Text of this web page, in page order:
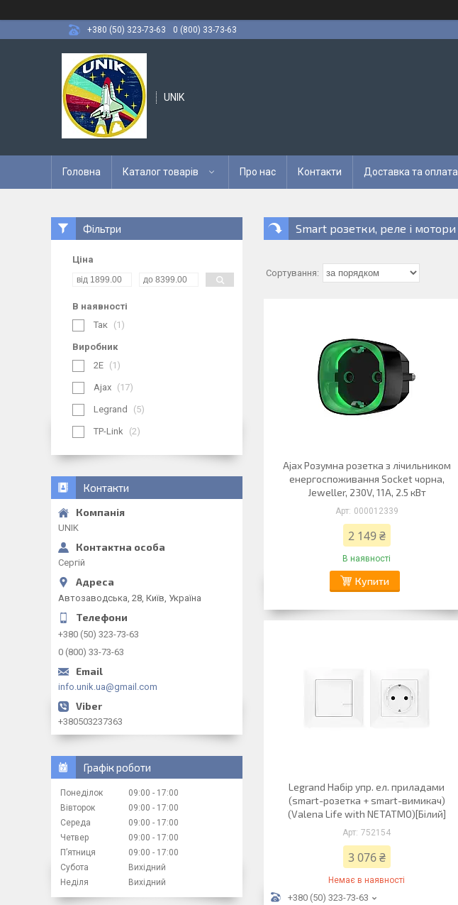
+380 (50) 323-73-63
0 (800) 33-73-63
UNIK
Головна Каталог товарів Про нас Контакти Доставка та оплата
Smart розетки, реле і мотори
Ajax Розумна розетка з лічильником
енергоспоживання Socket чорна,
Jeweller, 230V, 11А, 2.5 кВт
000012339
2 149 ₴
В наявності
Купити
Legrand Набір упр. ел. приладами
(smart-розетка + smart-вимикач)
(Valena Life with NETATMO)[Білий]
752154
3 076 ₴
Немає в наявності
+380 (50) 323-73-63
Фільтри
Ціна
В наявності
Так
1
Виробник
2E
1
Ajax 17
Legrand 5
TP-Link 2
Контакти
UNIK
Сергій
Автозаводська, 28, Київ, Україна
+380 (50) 323-73-63
0 (800) 33-73-63
info.unik.ua@gmail.com
+380503237363
Графік роботи
Понеділок 09:00
17:00
Вівторок
09:00
17:00
Середа
09:00
17:00
Четвер
09:00
17:00
Пʼятниця
09:00
17:00
Субота
Вихідний
Неділя
Вихідний